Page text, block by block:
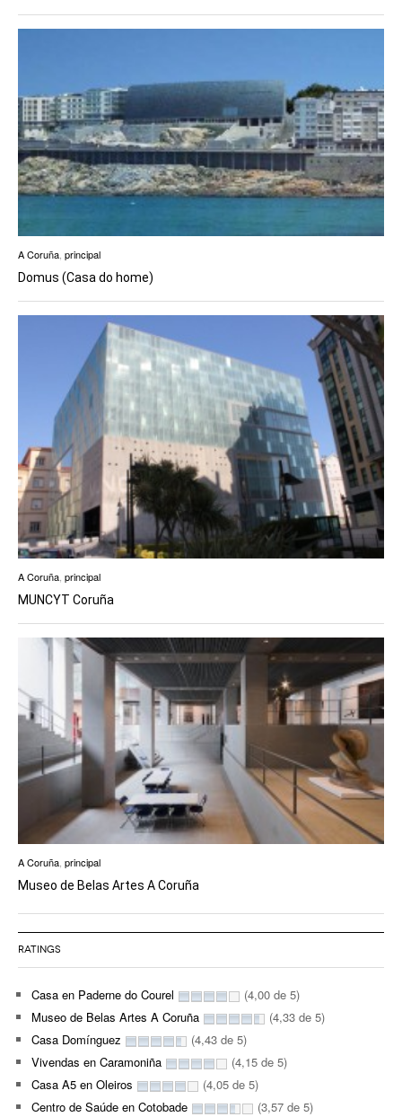
A Coruña principal
Domus (Casa do home)
A Coruña principal
MUNCYT Coruña
A Coruña principal
Museo de Belas Artes A Coruña
RATINGS
Casa en Paderne do Courel
(4,00 de 5)
Museo de Belas Artes A Coruña
(4,33 de 5)
Casa Domínguez
(4,43 de 5)
Vivendas en Caramoniña
(4,15 de 5)
Casa A5 en Oleiros
(4,05 de 5)
Centro de Saúde en Cotobade
(3,57 de 5)